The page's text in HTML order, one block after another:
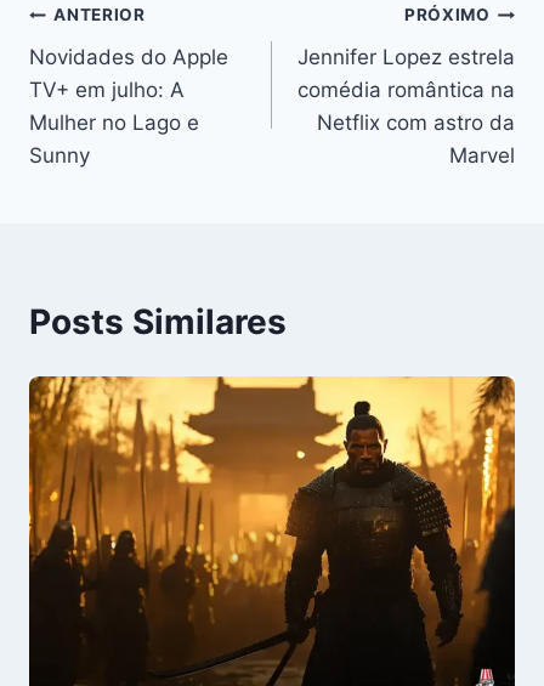
Navegação
de
Post
ANTERIOR
Novidades do Apple
TV+ em julho: A
Mulher no Lago e
Sunny
PRÓXIMO
Jennifer Lopez estrela
comédia romântica na
Netflix com astro da
Marvel
Posts Similares